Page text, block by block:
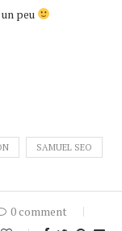
peu
SAMUEL SEO
0 comment